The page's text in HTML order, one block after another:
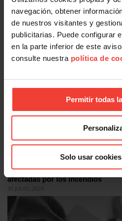
navegación, obtener
de nuestros visitantes y
publicitarias. Puede configurar
en la parte inferior de este
consulte nuestra política de
Permitir todas
Solo usar
Facebook
X LinkedInWhatsApp
Telegram
Email
OTRAS NOTICIAS
Estas son las medidas de
afectadas por los incendios
30 JULIO, 2026